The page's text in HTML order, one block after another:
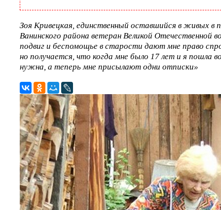
Зоя Кривецкая, единственный оставшийся в живых в
Ванинского района ветеран Великой
подвиг и беспомощье в старости дают мне право
но получается, что когда мне было 17 лет и я пошла
нужна, а теперь мне присылают одни отписки»